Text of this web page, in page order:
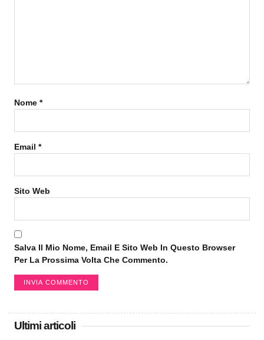
Nome *
Email *
Sito Web
Salva Il Mio Nome, Email E Sito Web In Questo Browser
Per La Prossima Volta Che Commento.
Ultimi articoli